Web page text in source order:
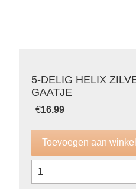
5-DELIG HELIX
GAATJE
€16.99